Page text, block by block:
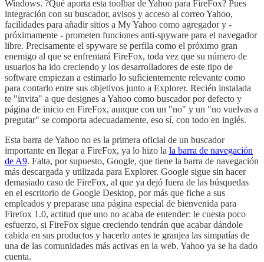
Windows. ?Qué aporta esta toolbar de Yahoo para FireFox? Pues
integración con su buscador, avisos y acceso al correo Yahoo,
facilidades para añadir sitios a My Yahoo como agregador y -
próximamente - prometen funciones anti-spyware para el navegador
libre. Precisamente el spyware se perfila como el próximo gran
enemigo al que se enfrentará FireFox, toda vez que su número de
usuarios ha ido creciendo y los desarrolladores de este tipo de
software empiezan a estimarlo lo suficientemente relevante como
para contarlo entre sus objetivos junto a Explorer. Recién instalada
te "invita" a que designes a Yahoo como buscador por defecto y
página de inicio en FireFox, aunque con un "no" y un "no vuelvas a
pregutar" se comporta adecuadamente, eso sí, con todo en inglés.
Esta barra de Yahoo no es la primera oficial de un buscador
importante en llegar a FireFox, ya lo hizo la la barra de navegación
de A9. Falta, por supuesto, Google, que tiene la barra de navegación
más descargada y utilizada para Explorer. Google sigue sin hacer
demasiado caso de FireFox, al que ya dejó fuera de las búsquedas
en el escritorio de Google Desktop, por más que fiche a sus
empleados y preparase una página especial de bienvenida para
Firefox 1.0, actitud que uno no acaba de entender: le cuesta poco
esfuerzo, si FireFox sigue creciendo tendrán que acabar dándole
cabida en sus productos y hacerlo antes te granjea las simpatías de
una de las comunidades más activas en la web. Yahoo ya se ha dado
cuenta.